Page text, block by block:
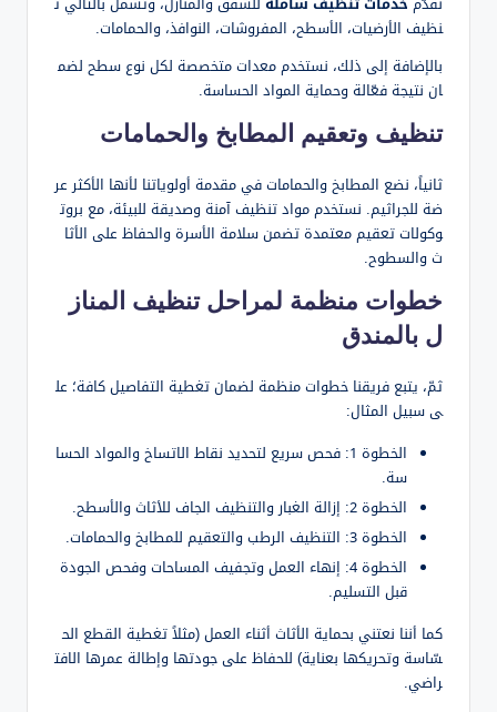
نظيف الأرضيات، الأسطح، المفروشات، النوافذ، والحمامات.
بالإضافة إلى ذلك، نستخدم معدات متخصصة لكل نوع سطح لضم
ان نتيجة فعّالة وحماية المواد الحساسة.
تنظيف وتعقيم المطابخ والحمامات
ثانياً، نضع المطابخ والحمامات في مقدمة أولوياتنا لأنها الأكثر عر
ضة للجراثيم. نستخدم مواد تنظيف آمنة وصديقة للبيئة، مع بروت
وكولات تعقيم معتمدة تضمن سلامة الأسرة والحفاظ على الأثا
ث والسطوح.
خطوات منظمة لمراحل تنظيف المناز
ل بالمندق
ثمّ، يتبع فريقنا خطوات منظمة لضمان تغطية التفاصيل كافة؛ عل
ى سبيل المثال:
الخطوة 1: فحص سريع لتحديد نقاط الاتساخ والمواد الحسا
سة.
الخطوة 2: إزالة الغبار والتنظيف الجاف للأثاث والأسطح.
الخطوة 3: التنظيف الرطب والتعقيم للمطابخ والحمامات.
الخطوة 4: إنهاء العمل وتجفيف المساحات وفحص الجودة
قبل التسليم.
كما أننا نعتني بحماية الأثاث أثناء العمل (مثلاً تغطية القطع الح
سّاسة وتحريكها بعناية) للحفاظ على جودتها وإطالة عمرها الافت
راضي.